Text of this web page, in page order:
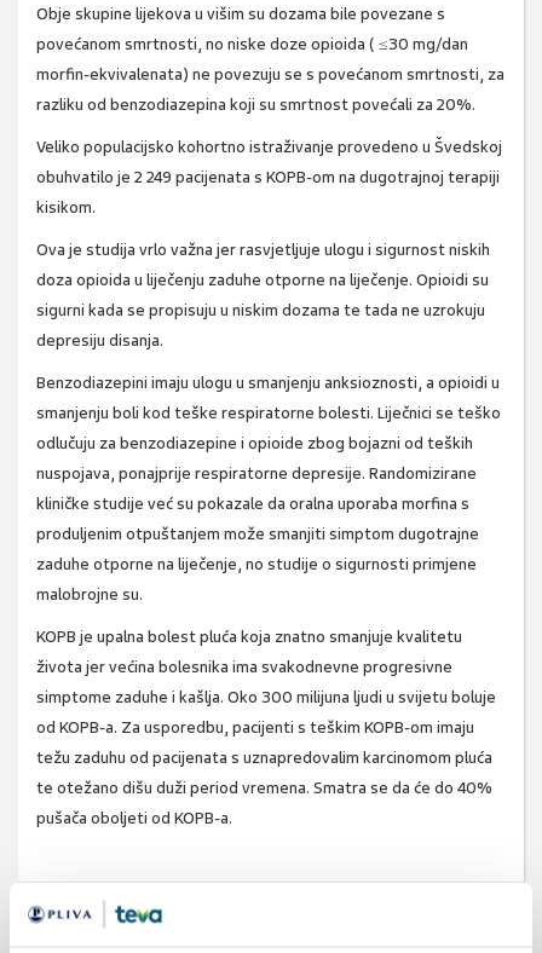
Obje skupine lijekova u višim su dozama bile povezane s
povećanom smrtnosti, no niske doze opioida ( ≤30 mg/dan
morfin-ekvivalenata) ne povezuju se s povećanom smrtnosti, za
razliku od benzodiazepina koji su smrtnost povećali za 20%.
Veliko populacijsko kohortno istraživanje provedeno u Švedskoj
obuhvatilo je 2 249 pacijenata s KOPB-om na dugotrajnoj terapiji
kisikom.
Ova je studija vrlo važna jer rasvjetljuje ulogu i sigurnost niskih
doza opioida u liječenju zaduhe otporne na liječenje. Opioidi su
sigurni kada se propisuju u niskim dozama te tada ne uzrokuju
depresiju disanja.
Benzodiazepini imaju ulogu u smanjenju anksioznosti, a opioidi u
smanjenju boli kod teške respiratorne bolesti. Liječnici se teško
odlučuju za benzodiazepine i opioide zbog bojazni od teških
nuspojava, ponajprije respiratorne depresije. Randomizirane
kliničke studije već su pokazale da oralna uporaba morfina s
produljenim otpuštanjem može smanjiti simptom dugotrajne
zaduhe otporne na liječenje, no studije o sigurnosti primjene
malobrojne su.
KOPB je upalna bolest pluća koja znatno smanjuje kvalitetu
života jer većina bolesnika ima svakodnevne progresivne
simptome zaduhe i kašlja. Oko 300 milijuna ljudi u svijetu boluje
od KOPB-a. Za usporedbu, pacijenti s teškim KOPB-om imaju
težu zaduhu od pacijenata s uznapredovalim karcinomom pluća
te otežano dišu duži period vremena. Smatra se da će do 40%
pušača oboljeti od KOPB-a.